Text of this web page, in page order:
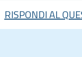
RISPONDI AL